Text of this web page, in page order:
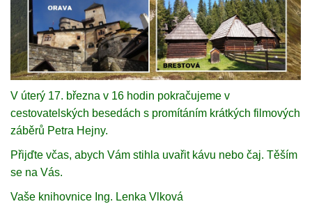
V úterý 17. března v 16 hodin pokračujeme v
cestovatelských besedách s promítáním krátkých filmových
záběrů Petra Hejny.
Přijďte včas, abych Vám stihla uvařit kávu nebo čaj. Těším
se na Vás.
Vaše knihovnice Ing. Lenka Vlková